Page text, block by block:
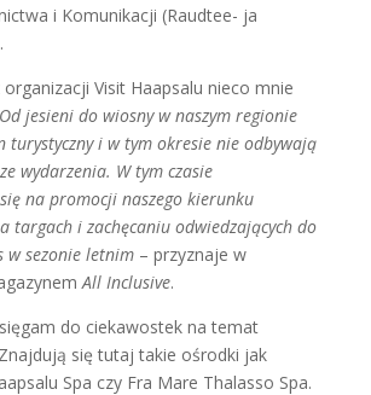
i Komunikacji (Raudtee- ja
organizacji Visit Haapsalu nieco mnie
Od jesieni do wiosny w naszym regionie
turystyczny i w tym okresie nie odbywają
wydarzenia. W tym czasie
na promocji naszego kierunku
targach i zachęcaniu odwiedzających do
w sezonie letnim – przyznaje w
All Inclusive.
do ciekawostek na temat
się tutaj takie ośrodki jak
Spa czy Fra Mare Thalasso Spa.